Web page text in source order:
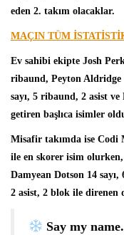
eden 2. takım olacaklar.
MAÇIN TÜM
Ev sahibi ekipte Josh
ribaund, Peyton Aldridge
sayı, 5 ribaund, 2 asist
getiren başlıca isimler
Misafir takımda ise Codi
ile en skorer isim
Damyean Dotson 14
2 asist, 2 blok ile direnen
Say my